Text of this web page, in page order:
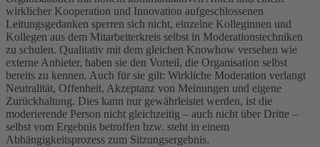
wirklicher Kooperation und Innovation aufgeschlossenen
Leitungsgedanken sperren sich nicht, einzelne Kolleginnen und
Kollegen aus dem Mitarbeiterkreis selbst in Moderationstechniken
zu schulen. Qualitativ mit dem gleichen Knowhow versehen wie
externe Anbieter, haben sie den Vorteil, die Organisation selbst
bereits zu kennen. Auch für sie gilt: Wirkliche Moderation verlangt
Neutralität, Offenheit, Akzeptanz von Meinungen und eigene
Zurückhaltung. Dies kann nur gewährleistet werden, ist die
moderierende Person nicht gleichzeitig – auch nicht über Dritte –
selbst vom Ergebnis betroffen bzw. steht in einem
Abhängigkeitsprozess zum Sitzungsergebnis.